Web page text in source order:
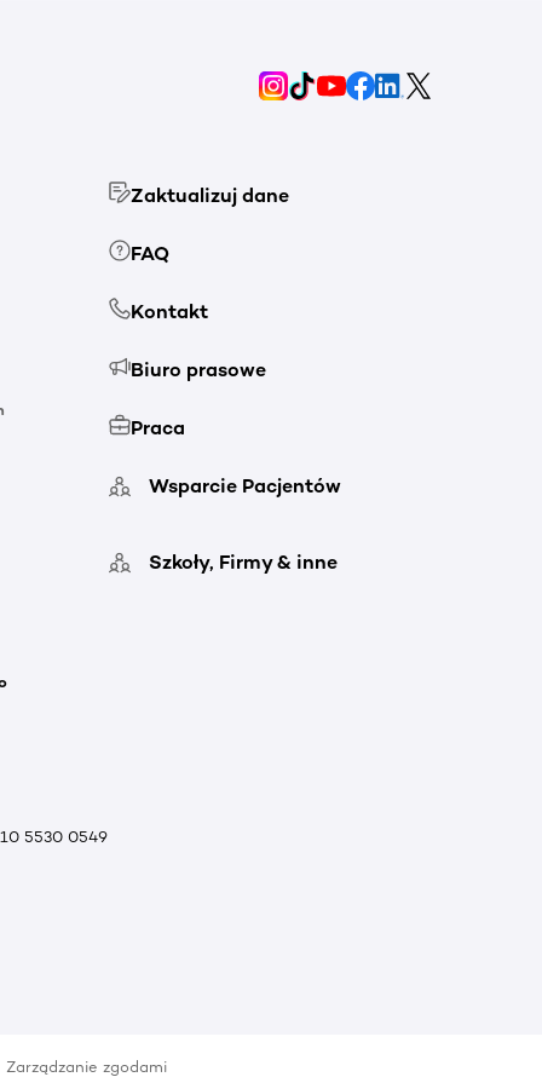
Zaktualizuj dane
FAQ
Kontakt
Biuro prasowe
Praca
Wsparcie Pacjentów
Szkoły, Firmy & inne
5530 0549
Zarządzanie zgodami